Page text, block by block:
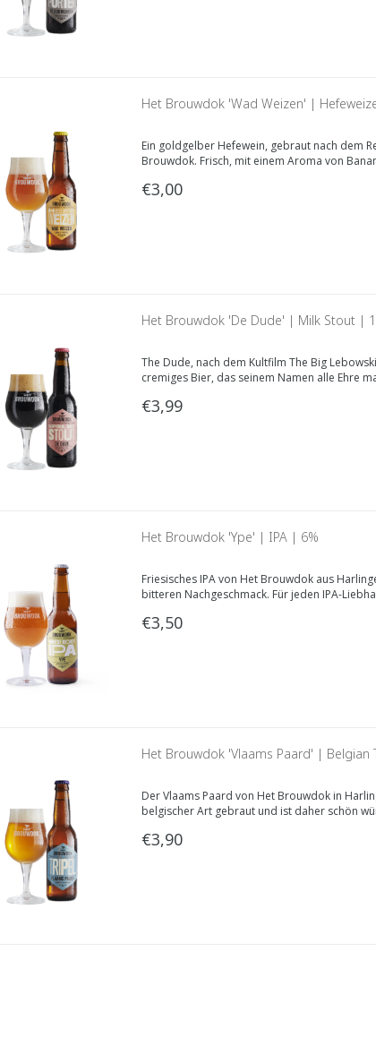
Het Brouwdok 'Wad Weizen' |
Ein goldgelber Hefewein, gebraut nach dem
Brouwdok. Frisch, mit einem Aroma von
€3,00
Het Brouwdok 'De Dude' | Milk Stout |
The Dude, nach dem Kultfilm The Big
cremiges Bier, das seinem Namen alle Ehre
€3,99
Het Brouwdok 'Ype' | IPA | 6%
Friesisches IPA von Het Brouwdok aus
bitteren Nachgeschmack. Für jeden IPA-
€3,50
Het Brouwdok 'Vlaams Paard' | Belgian
Der Vlaams Paard von Het Brouwdok in
belgischer Art gebraut und ist daher schön
€3,90